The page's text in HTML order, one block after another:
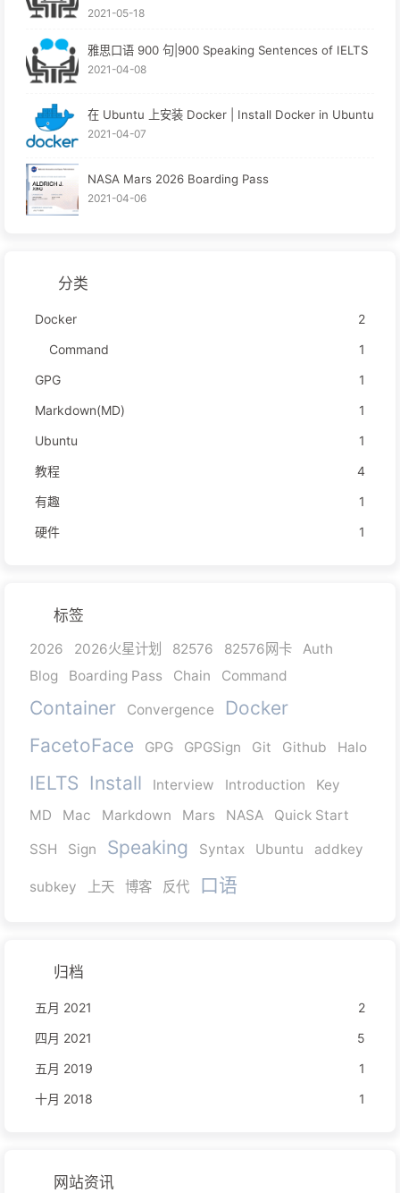
2021-05-18
雅思口语 900 句|900 Speaking Sentences of IELTS
2021-04-08
在 Ubuntu 上安装 Docker | Install Docker in Ubuntu
2021-04-07
NASA Mars 2026 Boarding Pass
2021-04-06
分类
Docker
2
Command
1
GPG
1
Markdown(MD)
1
Ubuntu
1
教程
4
有趣
1
硬件
1
标签
2026 2026火星计划 82576 82576网卡
Auth
Blog
Boarding Pass Chain Command
Container Convergence
Docker
FacetoFace
GPG GPGSign Git Github Halo
IELTS Install Interview Introduction
Key
MD
Mac Markdown Mars NASA
Quick Start
SSH
Sign Speaking Syntax Ubuntu addkey
subkey 上天 博客 反代 口语
归档
五月 2021
2
四月 2021
5
五月 2019
1
十月 2018
1
网站资讯